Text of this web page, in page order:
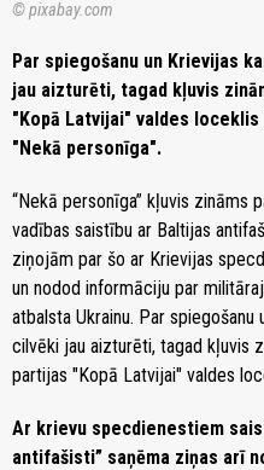
© pixabay.com
Par spiegošanu un Krievijas
jau aizturēti, tagad kļuvis
"Kopā Latvijai" valdes
"Nekā personīga".
“Nekā personīga” kļuvis zināms
vadības saistību ar Baltijas
ziņojām par šo ar Krievijas
un nodod informāciju par
atbalsta Ukrainu. Par
cilvēki jau aizturēti, tagad kļuvis
partijas "Kopā Latvijai" valdes
Ar krievu specdienestiem
antifašisti” saņēma ziņas arī